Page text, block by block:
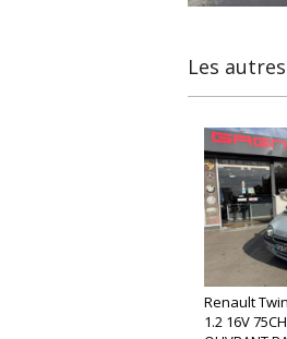
Les
Renault
1.2 16V